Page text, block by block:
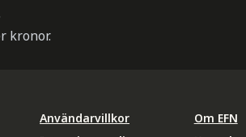
kronor.
Användarvillkor
Om EFN